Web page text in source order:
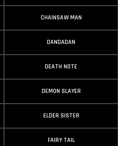
CHAINSAW MAN
DANDADAN
DEATH NOTE
DEMON SLAYER
ELDER SISTER
FAIRY TAIL